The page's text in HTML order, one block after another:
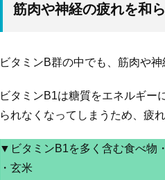
筋肉や神経の疲れを和
ビタミンB群の中でも、筋肉や
ビタミンB1は糖質をエネルギー
られなくなってしまうため、疲
▼ビタミンB1を多く含む食べ物
・玄米